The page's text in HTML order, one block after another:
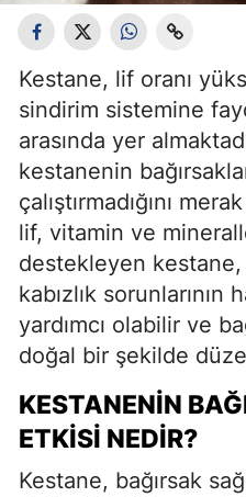
Kestane, lif oranı
sindirim sistemine
arasında yer
kestanenin
çalıştırmadığını
lif, vitamin ve
destekleyen
kabızlık
yardımcı olabilir ve
doğal bir şekilde
KESTANENIN
ETKISI NEDIR?
Kestane, bağırsak